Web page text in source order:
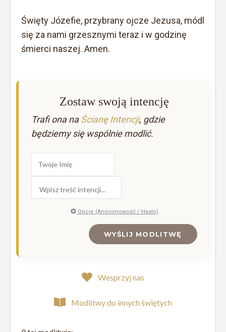
Święty Józefie, przybrany ojcze Jezusa, módl
się za nami grzesznymi teraz i w godzinę
śmierci naszej. Amen.
Zostaw swoją intencję
Trafi ona naŚcianę Intencji, gdzie
będziemy się wspólnie modlić.
Opcje (Anonimowość / Hasło)
WYŚLIJ MODLITWĘ
Wesprzyj nas
Modlitwy do innych świętych